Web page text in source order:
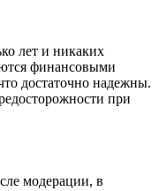
лет и никаких
финансовыми
достаточно надежны.
при
модерации, в